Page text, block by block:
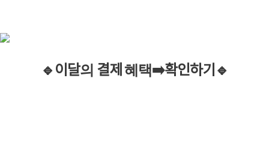
🔹이 달의 결제 혜택➡️확인하기 🔹